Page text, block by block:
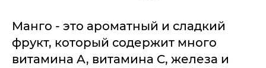
Манго - это ароматный и сладкий
фрукт, который содержит много
витамина A, витамина C, железа и